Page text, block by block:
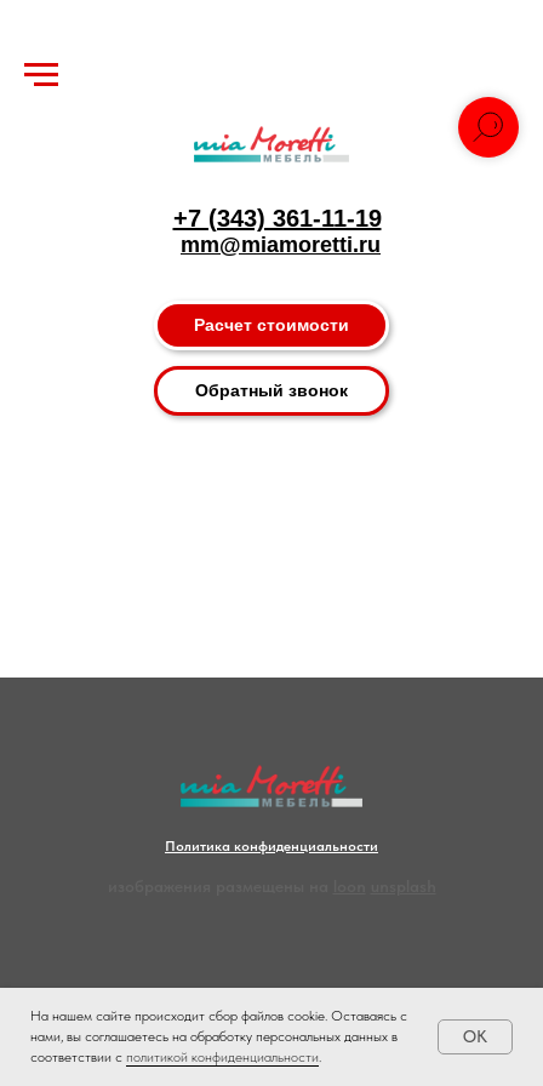
+7 (343) 361-11-19
mm@miamoretti.ru
Расчет стоимости
Обратный звонок
Политика конфиденциальности
На нашем сайте происходит сбор файлов cookie. Оставаясь с
нами, вы соглашаетесь на обработку персональных данных в
соответствии с политикой конфиденциальности.
OK